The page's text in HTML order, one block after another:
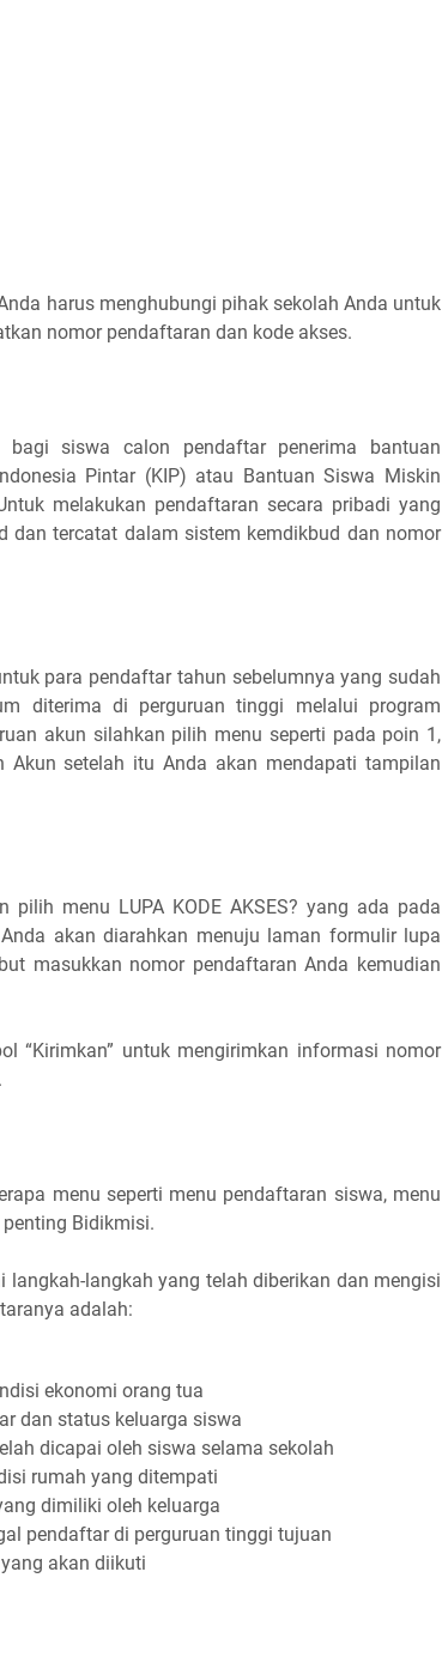
harus menghubungi pihak sekolah Anda untuk
nomor pendaftaran dan kode akses.
bagi siswa calon pendaftar penerima bantuan
Pintar (KIP) atau Bantuan Siswa Miskin
melakukan pendaftaran secara pribadi yang
dan tercatat dalam sistem kemdikbud dan nomor
para pendaftar tahun sebelumnya yang sudah
diterima di perguruan tinggi melalui program
akun silahkan pilih menu seperti pada poin 1,
Akun setelah itu Anda akan mendapati tampilan
menu LUPA KODE AKSES? yang ada pada
akan diarahkan menuju laman formulir lupa
masukkan nomor pendaftaran Anda kemudian
“Kirimkan” untuk mengirimkan informasi nomor
menu seperti menu pendaftaran siswa, menu
Bidikmisi.
langkah yang telah diberikan dan mengisi
adalah:
ekonomi orang tua
dan status keluarga siswa
dicapai oleh siswa selama sekolah
rumah yang ditempati
dimiliki oleh keluarga
pendaftar di perguruan tinggi tujuan
akan diikuti